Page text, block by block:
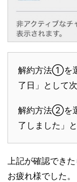
解約方法①を
了日」として
解約方法②を
了しました」
上記が確認できた
お疲れ様でした。